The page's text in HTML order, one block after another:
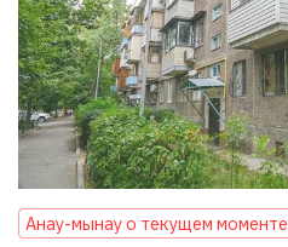
Анау-мынау о текущем моменте